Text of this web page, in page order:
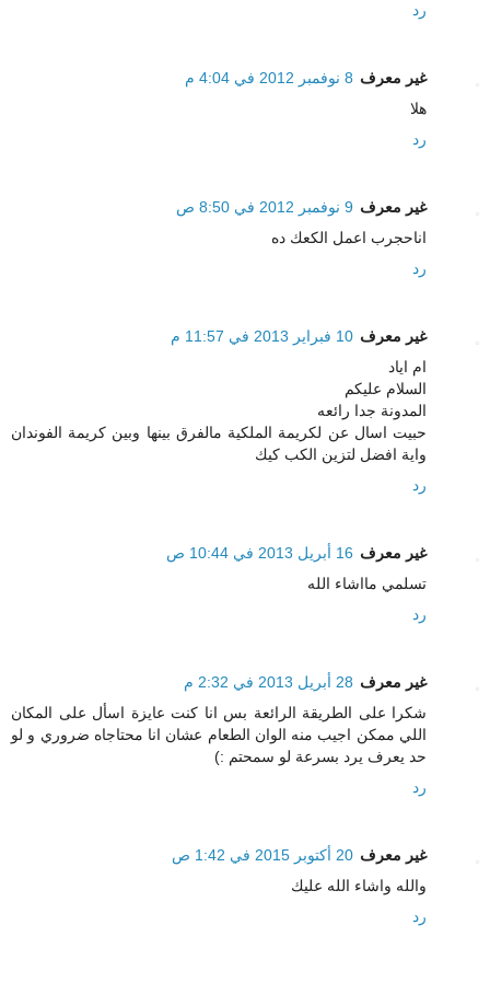
رد
غير معرف 8 نوفمبر 2012 في 4:04 م
هلا
رد
غير معرف 9 نوفمبر 2012 في 8:50 ص
اناحجرب اعمل الكعك ده
رد
غير معرف 10 فبراير 2013 في 11:57 م
ام اياد
السلام عليكم
المدونة جدا رائعه
حبيت اسال عن لكريمة الملكية مالفرق بينها وبين كريمة الفوندان
واية افضل لتزين الكب كيك
رد
غير معرف 16 أبريل 2013 في 10:44 ص
تسلمي مااشاء الله
رد
غير معرف 28 أبريل 2013 في 2:32 م
شكرا على الطريقة الرائعة بس انا كنت عايزة اسأل على المكان
اللي ممكن اجيب منه الوان الطعام عشان انا محتاجاه ضروري و لو
حد يعرف يرد بسرعة لو سمحتم :)
رد
غير معرف 20 أكتوبر 2015 في 1:42 ص
والله واشاء الله عليك
رد